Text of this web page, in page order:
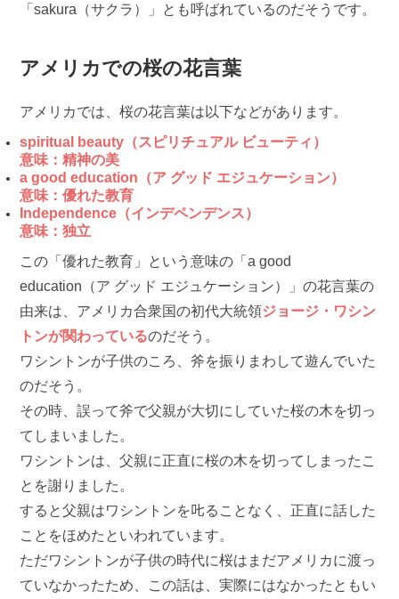
「sakura（サクラ）」とも呼ばれているのだそうです。
アメリカでの桜の花言葉
アメリカでは、桜の花言葉は以下などがあります。
spiritual beauty（スピリチュアル ビューティ）
意味：精神の美
a good education（ア グッド エジュケーション）
意味：優れた教育
Independence（インデペンデンス）
意味：独立
この「優れた教育」という意味の「a good
education（ア グッド エジュケーション）」の花言葉の
由来は、アメリカ合衆国の初代大統領ジョージ・ワシン
トンが関わっているのだそう。
ワシントンが子供のころ、斧を振りまわして遊んでいた
のだそう。
その時、誤って斧で父親が大切にしていた桜の木を切っ
てしまいました。
ワシントンは、父親に正直に桜の木を切ってしまったこ
とを謝りました。
すると父親はワシントンを𠮟ることなく、正直に話した
ことをほめたといわれています。
ただワシントンが子供の時代に桜はまだアメリカに渡っ
ていなかったため、この話は、実際にはなかったともい